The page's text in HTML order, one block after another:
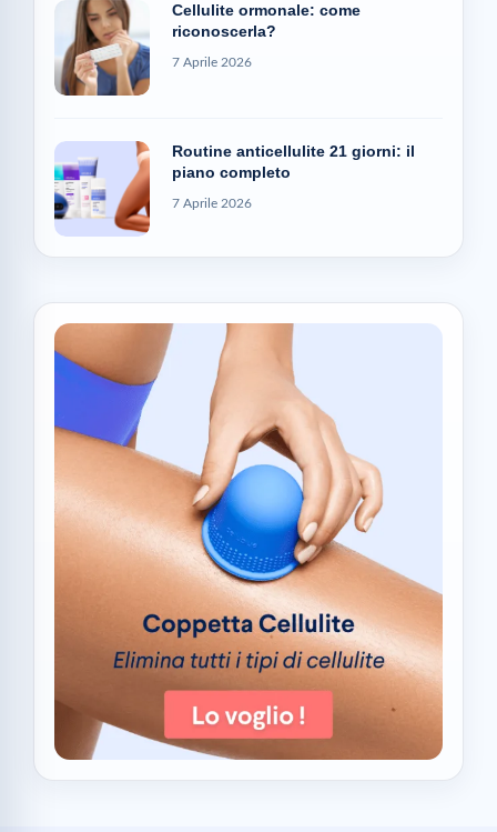
Cellulite ormonale: come
riconoscerla?
7 Aprile 2026
Routine anticellulite 21 giorni: il
piano completo
7 Aprile 2026